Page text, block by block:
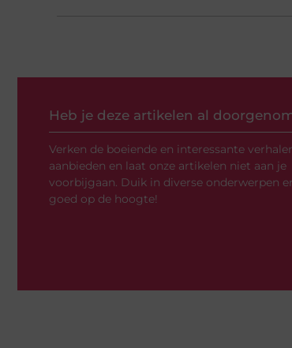
Heb je deze artikelen al
Verken de boeiende en interessante
aanbieden en laat onze artikelen niet aan je
voorbijgaan. Duik in diverse onderwerpen
goed op de hoogte!